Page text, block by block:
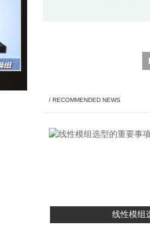
/ RECOMMENDED NEWS
线性模组